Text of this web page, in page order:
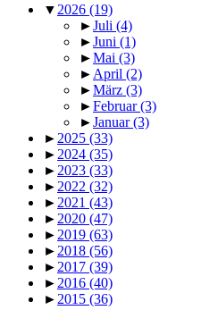
▼ 2026 (19)
►Juli (4)
►Juni (1)
►Mai (3)
► April (2)
►März (3)
►Februar(3)
►Januar(3)
► 2025 (33)
► 2024 (35)
► 2023 (33)
► 2022 (32)
► 2021 (43)
► 2020 (47)
► 2019 (63)
► 2018 (56)
► 2017 (39)
► 2016 (40)
► 2015 (36)